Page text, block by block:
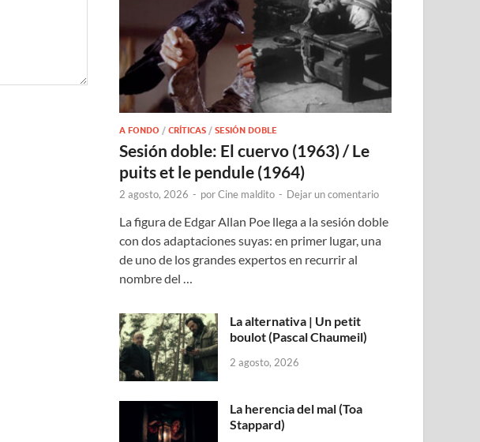
A FONDO /CRÍTICAS /SESIÓN DOBLE
Sesión doble: El cuervo (1963) / Le
puits et le pendule (1964)
2 agosto, 2026 - porCine maldito - Dejar un comentario
La figura de Edgar Allan Poe llega a la sesión doble
con dos adaptaciones suyas: en primer lugar, una
de uno de los grandes expertos en recurrir al
nombre del …
La alternativa | Un petit
boulot (Pascal Chaumeil)
2 agosto, 2026
La herencia del mal (Toa
Stappard)